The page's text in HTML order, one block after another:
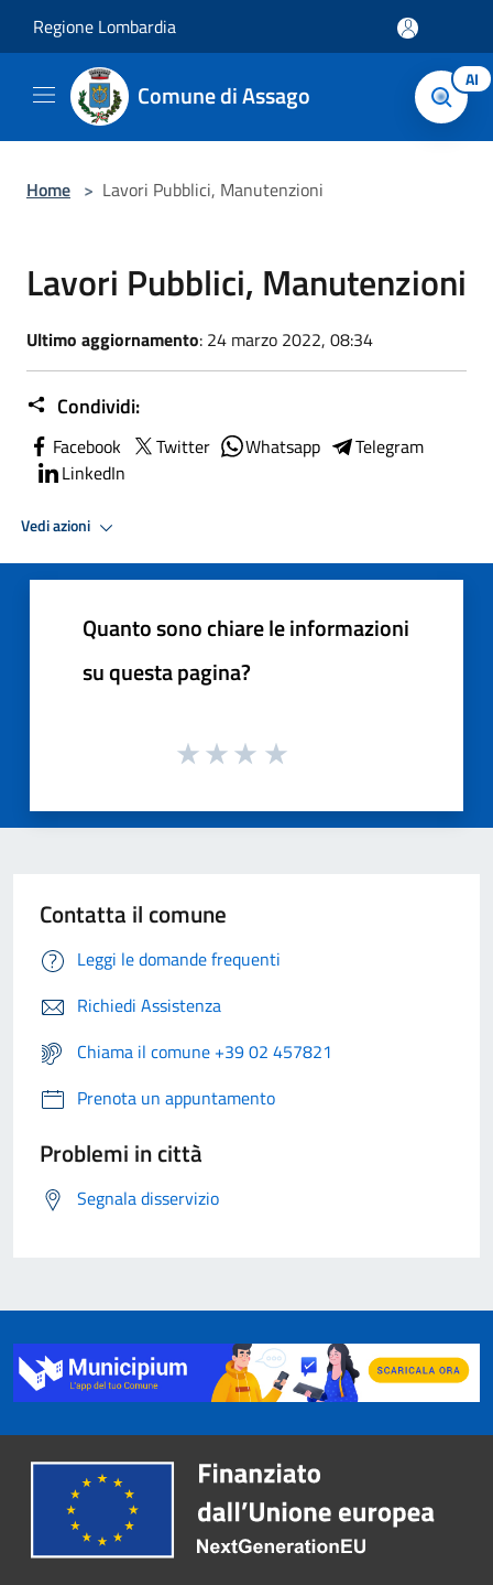
Regione Lombardia
Comune di Assago AI
Home > Lavori Pubblici, Manutenzioni
Lavori Pubblici, Manutenzioni
Ultimo aggiornamento: 24 marzo 2022, 08:34
Condividi:
Facebook Twitter Whatsapp
Telegram
LinkedIn
Vedi azioni
Quanto sono chiare le informazioni
su questa pagina?
Contatta il comune
Leggi le domande frequenti
Richiedi Assistenza
Chiama il comune +39 02 457821
Prenota un appuntamento
Problemi in città
Segnala disservizio